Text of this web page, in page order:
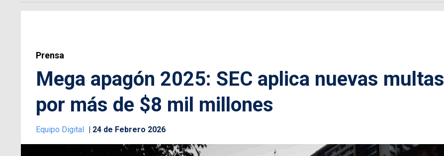
Prensa
Mega apagón 2025: SEC aplica nuevas multas
por más de $8 mil millones
Equipo Digital 24 de Febrero 2026